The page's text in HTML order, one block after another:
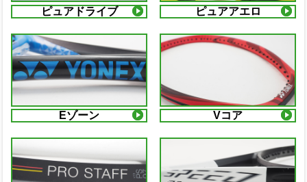
ピュアドライブ ピュアアエロ
Eゾーン Vコア